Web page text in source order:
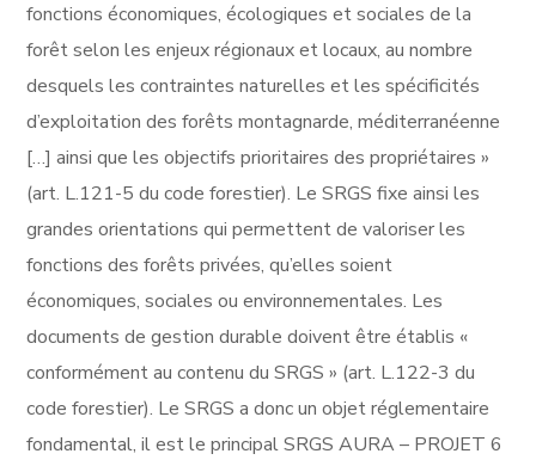
fonctions économiques, écologiques et sociales de la
forêt selon les enjeux régionaux et locaux, au nombre
desquels les contraintes naturelles et les spécificités
d’exploitation des forêts montagnarde, méditerranéenne
[…] ainsi que les objectifs prioritaires des propriétaires »
(art. L.121-5 du code forestier). Le SRGS fixe ainsi les
grandes orientations qui permettent de valoriser les
fonctions des forêts privées, qu’elles soient
économiques, sociales ou environnementales. Les
documents de gestion durable doivent être établis «
conformément au contenu du SRGS » (art. L.122-3 du
code forestier). Le SRGS a donc un objet réglementaire
fondamental, il est le principal SRGS AURA – PROJET 6